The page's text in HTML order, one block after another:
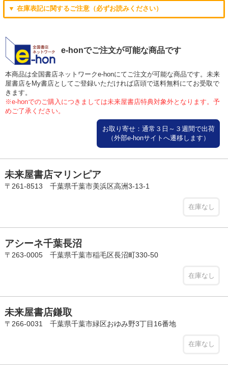
▼ 在庫表記に関するご注意（必ずお読みください）
e-honでご注文が可能な商品です
本商品は全国書店ネットワークe-honにてご注文が可能な商品です。未来
屋書店をMy書店としてご登録いただければ店頭で送料無料にてお受取で
きます。
※e-honでのご購入につきましては未来屋書店特典対象外となります。予
めご了承ください。
お取り寄せ：通常３日～３週間で出荷
（外部e-honサイトへ遷移します）
未来屋書店マリンピア
〒261-8513 千葉県千葉市美浜区高洲3-13-1
在庫なし
アシーネ千葉長沼
〒263-0005 千葉県千葉市稲毛区長沼町330-50
在庫なし
未来屋書店鎌取
〒266-0031 千葉県千葉市緑区おゆみ野3丁目16番地
在庫なし